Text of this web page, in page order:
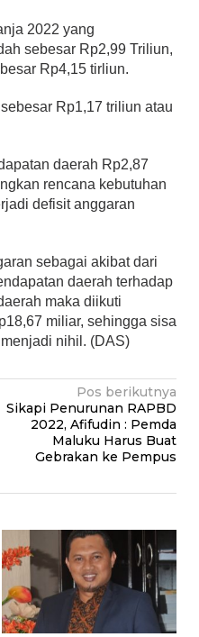
2022 yang
sebesar Rp2,99 Triliun,
Rp4,15 tirliun.
Rp1,17 triliun atau
daerah Rp2,87
rencana kebutuhan
defisit anggaran
sebagai akibat dari
daerah terhadap
maka diikuti
miliar, sehingga sisa
nihil. (DAS)
Pos berikutnya
Sikapi Penurunan RAPBD
2022, Afifudin : Pemda
Maluku Harus Buat
Gebrakan ke Pempus